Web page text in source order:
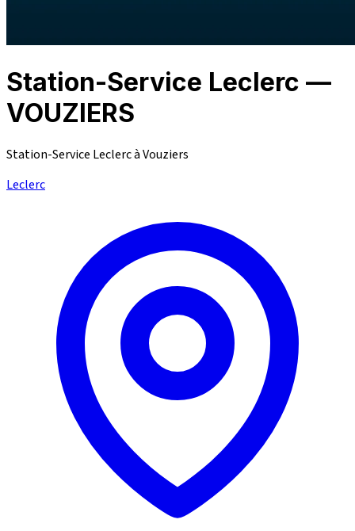
Station-Service Leclerc —
VOUZIERS
Station-Service Leclerc à Vouziers
Leclerc